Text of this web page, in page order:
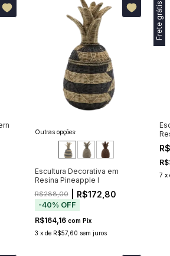
Outras opções:
Escultura Decorativa em
Resina Pineapple I
R$288,00| R$172,80
-40% OFF
R$164,16 com Pix
3 x de R$57,60 sem juros
Frete grátis
7 x